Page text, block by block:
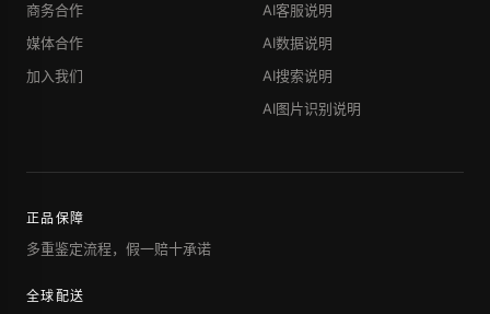
商务合作
媒体合作
加入我们
AI客服说明
AI数据说明
AI搜索说明
AI图片识别说明
正品保障
多重鉴定流程，假一赔十承诺
全球配送